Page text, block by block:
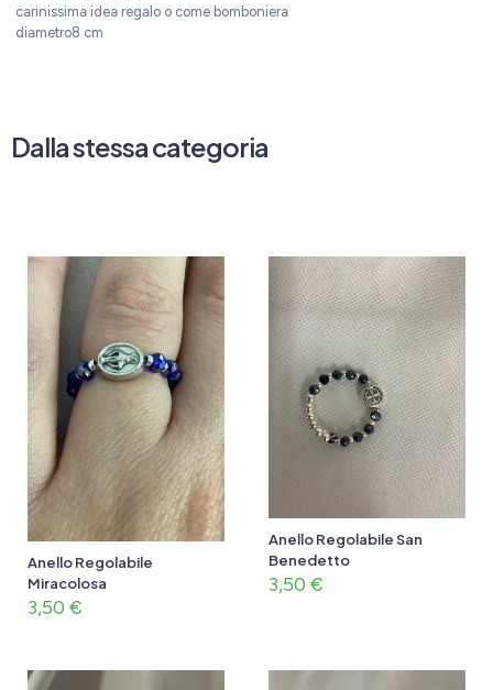
carinissima idea regalo o come bomboniera
diametro8 cm
Dalla stessa categoria
Anello Regolabile
Miracolosa
3,50 €
Anello Regolabile San
Benedetto
3,50 €